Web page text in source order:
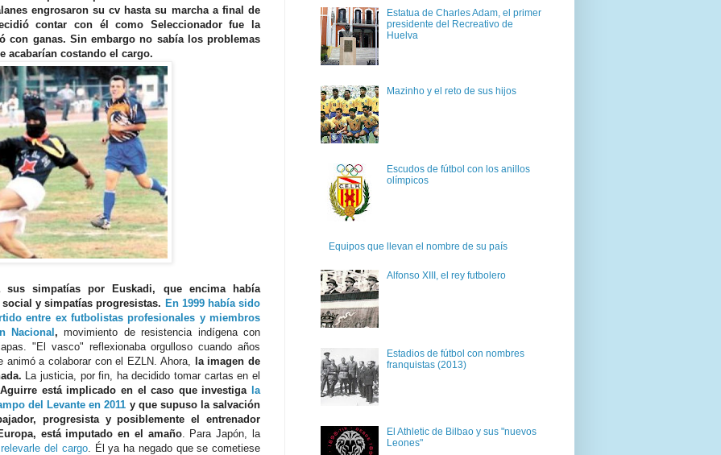
engrosaron su cv hasta su marcha a final de
contar con él como Seleccionador fue la
con ganas. Sin embargo no sabía los problemas
acabarían costando el cargo.
simpatías por Euskadi, que encima había
y simpatías progresistas. En 1999 había sido
entre ex futbolistas profesionales y miembros
Nacional,movimiento de resistencia indígena con
"El vasco" reflexionaba orgulloso cuando años
a colaborar con el EZLN. Ahora, la imagen de
La justicia, por fin, ha decidido tomar cartas en el
Aguirre está implicado en el caso que investiga la
del Levante en 2011 y que supuso la salvación
progresista y posiblemente el entrenador
está imputado en el amaño. Para Japón, la
del cargo. Él ya ha negado que se cometiese
Estatua de Charles Adam, el primer
presidente del Recreativo de
Huelva
Mazinho y el reto de sus hijos
Escudos de fútbol con los anillos
olímpicos
Equipos que llevan el nombre de su país
Alfonso XIII, el rey futbolero
Estadios de fútbol con nombres
franquistas (2013)
El Athletic de Bilbao y sus "nuevos
Leones"